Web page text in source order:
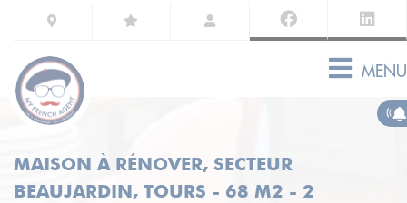
MENU
MAISON À RÉNOVER, SECTEUR
BEAUJARDIN, TOURS - 68 M2 - 2